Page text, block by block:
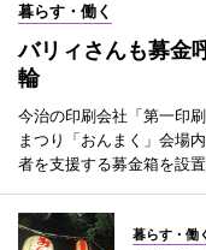
暮らす・働く
バリィさんも募金
輪
今治の印刷会社「第一印
まつり「おんまく」会場
者を支援する募金箱を設置
暮らす・働